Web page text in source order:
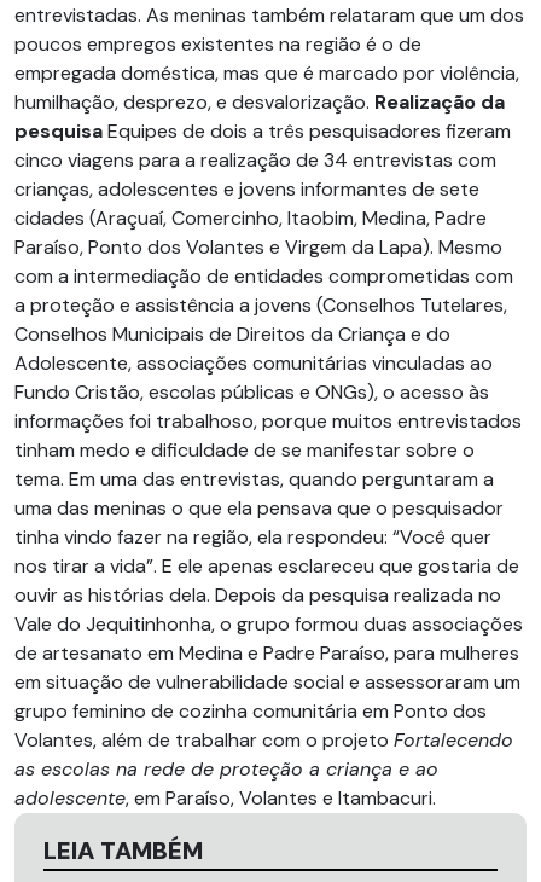
entrevistadas. As meninas também relataram que um dos
poucos empregos existentes na região é o de
empregada doméstica, mas que é marcado por violência,
humilhação, desprezo, e desvalorização. Realização da
pesquisaEquipes de dois a três pesquisadores fizeram
cinco viagens para a realização de 34 entrevistas com
crianças, adolescentes e jovens informantes de sete
cidades (Araçuaí, Comercinho, Itaobim, Medina, Padre
Paraíso, Ponto dos Volantes e Virgem da Lapa). Mesmo
com a intermediação de entidades comprometidas com
a proteção e assistência a jovens (Conselhos Tutelares,
Conselhos Municipais de Direitos da Criança e do
Adolescente, associações comunitárias vinculadas ao
Fundo Cristão, escolas públicas e ONGs), o acesso às
informações foi trabalhoso, porque muitos entrevistados
tinham medo e dificuldade de se manifestar sobre o
tema. Em uma das entrevistas, quando perguntaram a
uma das meninas o que ela pensava que o pesquisador
tinha vindo fazer na região, ela respondeu: “Você quer
nos tirar a vida”. E ele apenas esclareceu que gostaria de
ouvir as histórias dela. Depois da pesquisa realizada no
Vale do Jequitinhonha, o grupo formou duas associações
de artesanato em Medina e Padre Paraíso, para mulheres
em situação de vulnerabilidade social e assessoraram um
grupo feminino de cozinha comunitária em Ponto dos
Volantes, além de trabalhar com o projeto Fortalecendo
as escolas na rede de proteção a criança e ao
adolescente, em Paraíso, Volantes e Itambacuri.
LEIA TAMBÉM